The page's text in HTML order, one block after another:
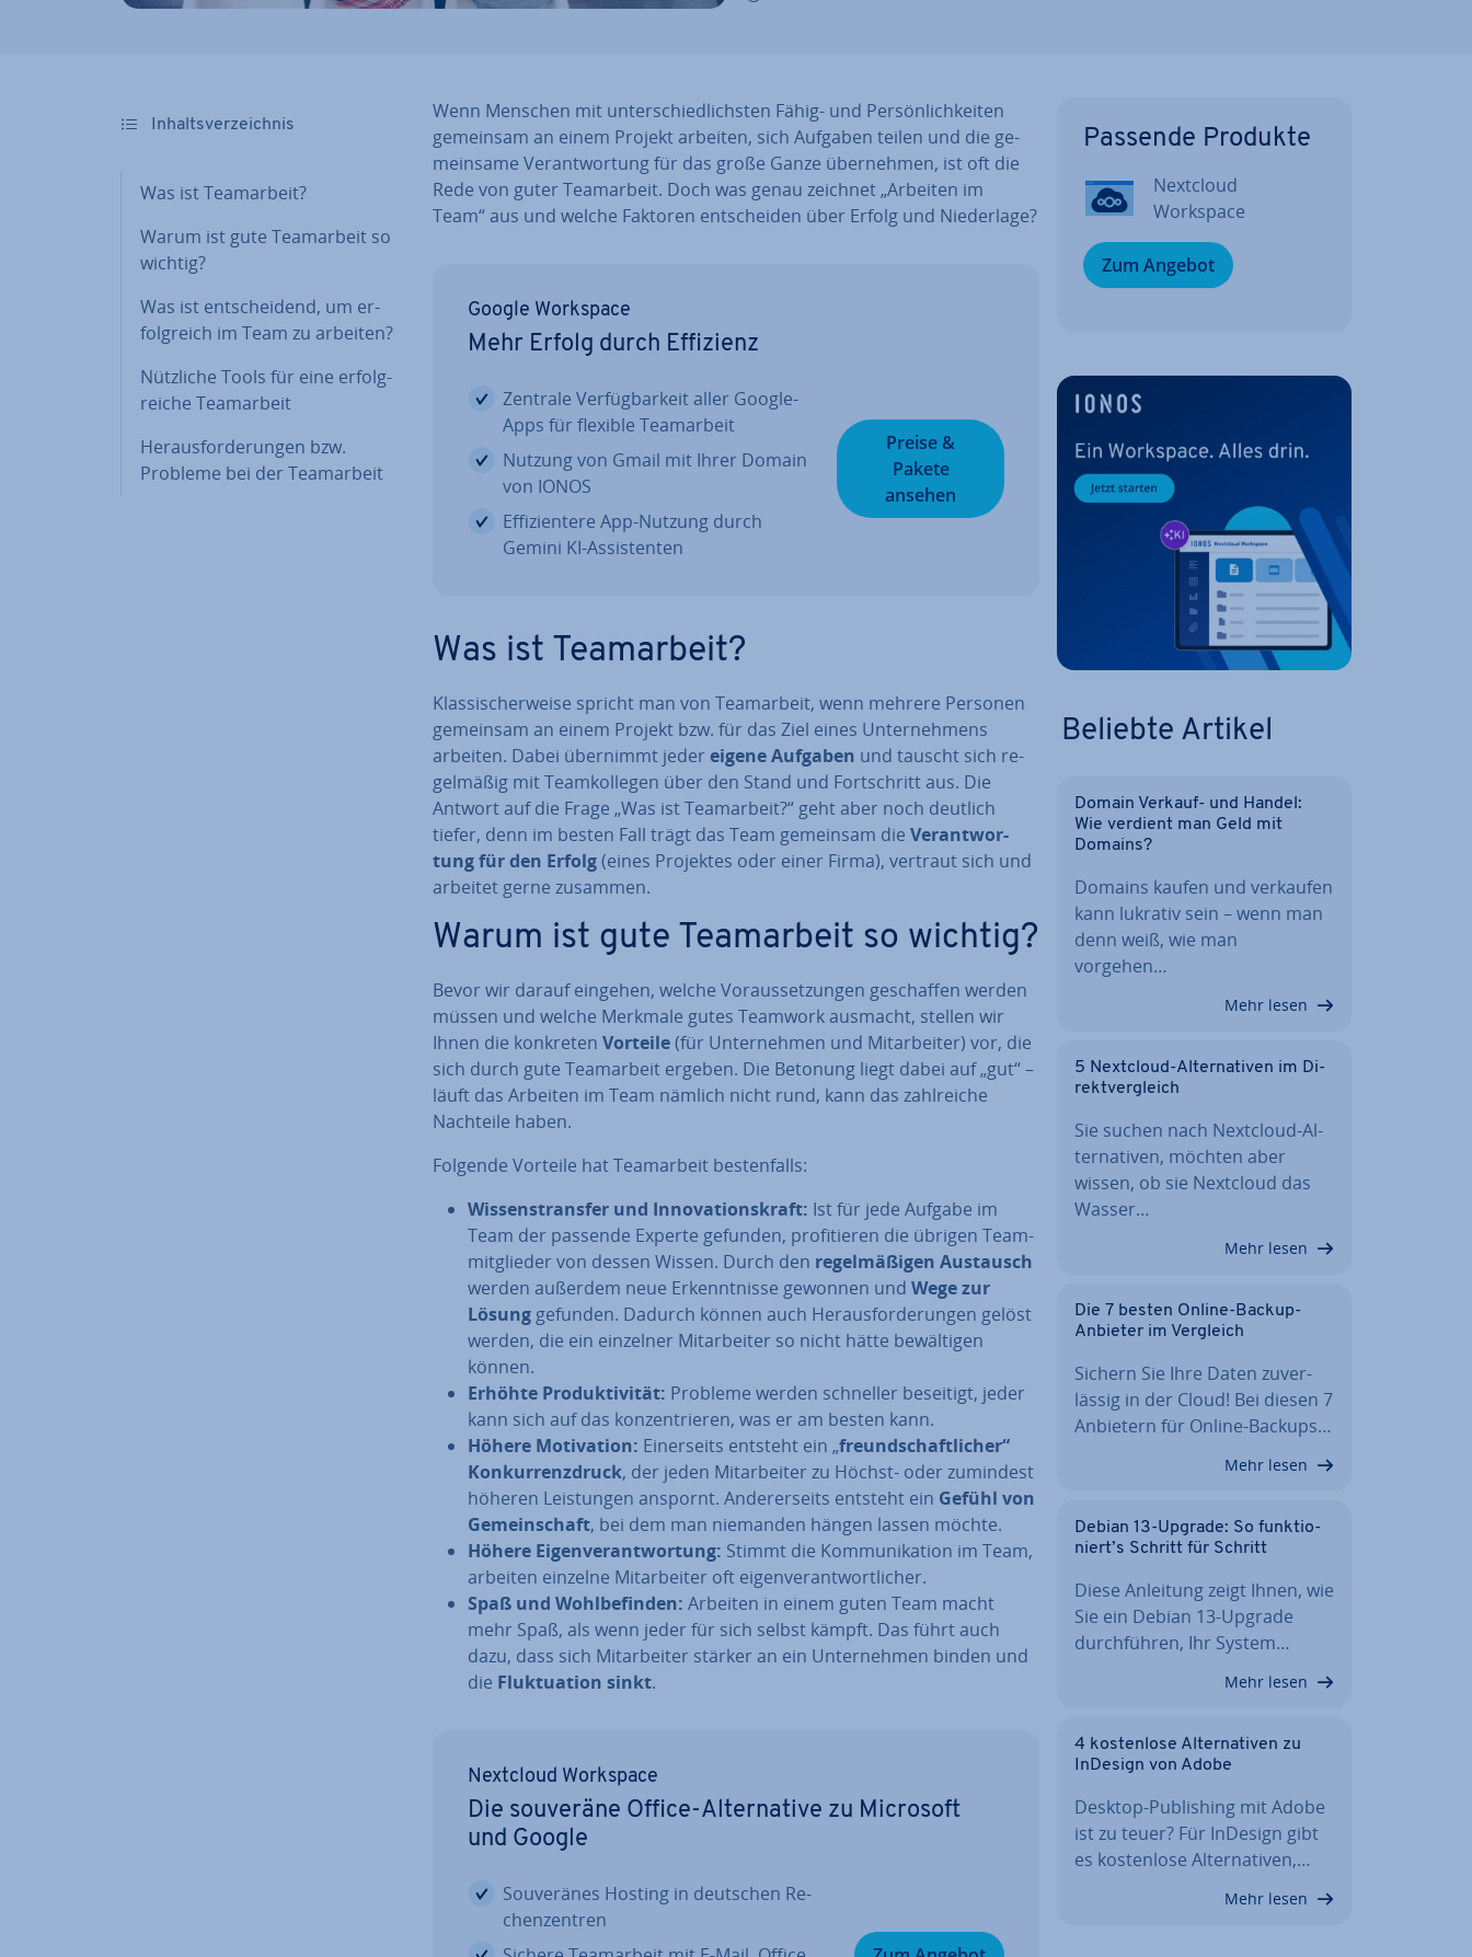
In­halts­ver­zeich­nis
Was ist Team­ar­beit?
Warum ist gute Team­ar­beit so
wichtig?
Was ist ent­schei­dend, um er­
folg­reich im Team zu arbeiten?
Nützliche Tools für eine er­folg­
rei­che Team­ar­beit
Her­aus­for­de­run­gen bzw.
Probleme bei der Team­ar­beit
Wenn Menschen mit un­ter­schied­lichs­ten Fähig- und Per­sön­lich­kei­ten
gemeinsam an einem Projekt arbeiten, sich Aufgaben teilen und die ge­
mein­sa­me Ver­ant­wor­tung für das große Ganze über­neh­men, ist oft die
Rede von guter Team­ar­beit. Doch was genau zeichnet „Arbeiten im
Team“ aus und welche Faktoren ent­schei­den über Erfolg und Nie­der­la­ge?
Google Workspace
Mehr Erfolg durch Effizienz
Zentrale Ver­füg­bar­keit aller Google-
Apps für flexible Team­ar­beit
Nutzung von Gmail mit Ihrer Domain
von IONOS
Ef­fi­zi­en­te­re App-Nutzung durch
Gemini KI-As­sis­ten­ten
Preise &
Pakete
ansehen
Was ist Team­ar­beit?
Klas­si­scher­wei­se spricht man von Team­ar­beit, wenn mehrere Personen
gemeinsam an einem Projekt bzw. für das Ziel eines Un­ter­neh­mens
arbeiten. Dabei übernimmt jeder eigene Aufgaben und tauscht sich re­
gel­mä­ßig mit Team­kol­le­gen über den Stand und Fort­schritt aus. Die
Antwort auf die Frage „Was ist Team­ar­beit?“ geht aber noch deutlich
tiefer, denn im besten Fall trägt das Team gemeinsam die Ver­ant­wor­
tung für den Erfolg(eines Projektes oder einer Firma), vertraut sich und
arbeitet gerne zusammen.
Warum ist gute Team­ar­beit so wichtig?
Bevor wir darauf eingehen, welche Vor­aus­set­zun­gen ge­schaf­fen werden
müssen und welche Merkmale gutes Teamwork ausmacht, stellen wir
Ihnen die konkreten Vorteile(für Un­ter­neh­men und Mit­ar­bei­ter) vor, die
sich durch gute Team­ar­beit ergeben. Die Betonung liegt dabei auf „gut“ –
läuft das Arbeiten im Team nämlich nicht rund, kann das zahl­rei­che
Nachteile haben.
Folgende Vorteile hat Team­ar­beit bes­ten­falls:
Wis­sens­trans­fer und In­no­va­ti­ons­kraft: Ist für jede Aufgabe im
Team der passende Experte gefunden, pro­fi­tie­ren die übrigen Team­
mit­glie­der von dessen Wissen. Durch den re­gel­mä­ßi­gen Austausch
werden außerdem neue Er­kennt­nis­se gewonnen und Wege zur
Lösung gefunden. Dadurch können auch Her­aus­for­de­run­gen gelöst
werden, die ein einzelner Mit­ar­bei­ter so nicht hätte be­wäl­ti­gen
können.
Erhöhte Pro­duk­ti­vi­tät: Probleme werden schneller beseitigt, jeder
kann sich auf das kon­zen­trie­ren, was er am besten kann.
Höhere Mo­ti­va­ti­on: Ei­ner­seits entsteht ein „freund­schaft­li­cher“
Kon­kur­renz­druck, der jeden Mit­ar­bei­ter zu Höchst- oder zumindest
höheren Leis­tun­gen anspornt. An­de­rer­seits entsteht ein Gefühl von
Ge­mein­schaft, bei dem man niemanden hängen lassen möchte.
Höhere Ei­gen­ver­ant­wor­tung: Stimmt die Kom­mu­ni­ka­ti­on im Team,
arbeiten einzelne Mit­ar­bei­ter oft ei­gen­ver­ant­wort­li­cher.
Spaß und Wohl­be­fin­den: Arbeiten in einem guten Team macht
mehr Spaß, als wenn jeder für sich selbst kämpft. Das führt auch
dazu, dass sich Mit­ar­bei­ter stärker an ein Un­ter­neh­men binden und
die Fluk­tua­ti­on sinkt.
Nextcloud Workspace
Die souveräne Office-Al­ter­na­ti­ve zu Microsoft
und Google
Sou­ve­rä­nes Hosting in deutschen Re­
chen­zen­tren
Passende Produkte
Nextcloud
Workspace
Zum Angebot
Beliebte Artikel
Domain Verkauf- und Handel:
Wie verdient man Geld mit
Domains?
Domains kaufen und verkaufen
kann lukrativ sein – wenn man
denn weiß, wie man
vorgehen…
Mehr lesen
5 Nextcloud-Al­ter­na­ti­ven im Di­
rekt­ver­gleich
Sie suchen nach Nextcloud-Al­
ter­na­ti­ven, möchten aber
wissen, ob sie Nextcloud das
Wasser…
Mehr lesen
Die 7 besten Online-Backup-
Anbieter im Vergleich
Sichern Sie Ihre Daten zu­ver­
läs­sig in der Cloud! Bei diesen 7
Anbietern für Online-Backups…
Mehr lesen
Debian 13-Upgrade: So funk­tio­
niert’s Schritt für Schritt
Diese Anleitung zeigt Ihnen, wie
Sie ein Debian 13-Upgrade
durch­füh­ren, Ihr System…
Mehr lesen
4 kos­ten­lo­se Al­ter­na­ti­ven zu
InDesign von Adobe
Desktop-Pu­bli­shing mit Adobe
ist zu teuer? Für InDesign gibt
es kos­ten­lo­se Al­ter­na­ti­ven,…
Mehr lesen